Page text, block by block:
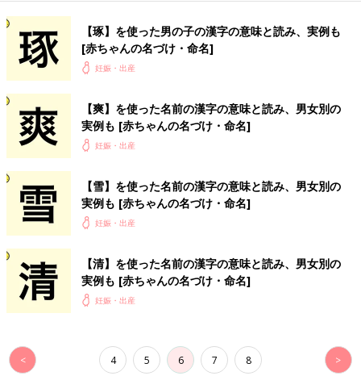
【琢】を使った男の子の漢字の意味と読み、実例も
[赤ちゃんの名づけ・命名]
妊娠・出産
【爽】を使った名前の漢字の意味と読み、男女別の
実例も [赤ちゃんの名づけ・命名]
妊娠・出産
【雪】を使った名前の漢字の意味と読み、男女別の
実例も [赤ちゃんの名づけ・命名]
妊娠・出産
【清】を使った名前の漢字の意味と読み、男女別の
実例も [赤ちゃんの名づけ・命名]
妊娠・出産
< 4 5 6 7 8 >